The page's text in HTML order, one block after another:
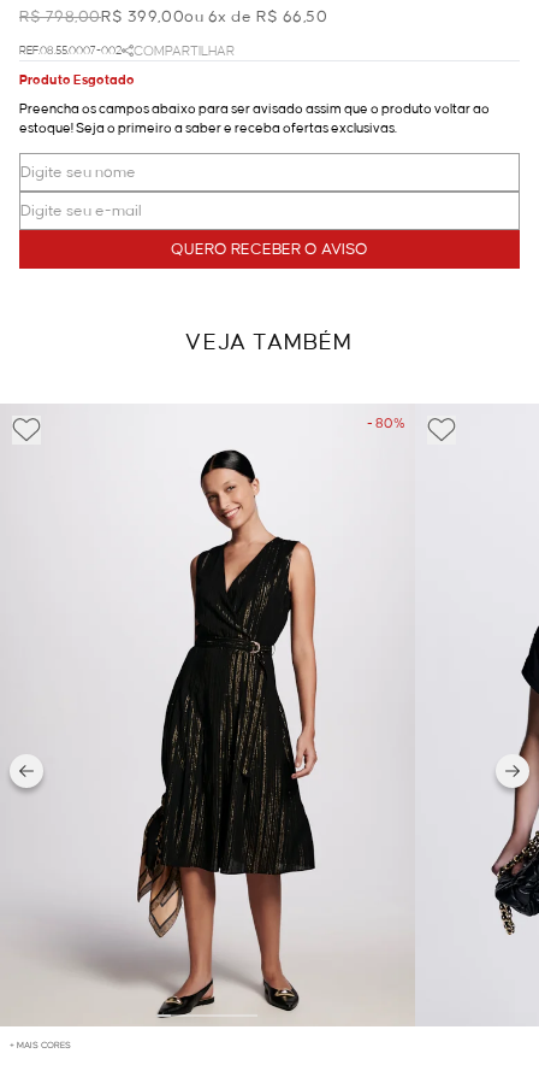
R$ 798,00R$ 399,00ou 6x de R$ 66,50
REF.08.55.0007-002
COMPARTILHAR
Produto Esgotado
Preencha os campos abaixo para ser avisado assim que o produto voltar ao
estoque! Seja o primeiro a saber e receba ofertas exclusivas.
QUERO RECEBER O AVISO
VEJA TAMBÉM
- 80%
+ MAIS CORES